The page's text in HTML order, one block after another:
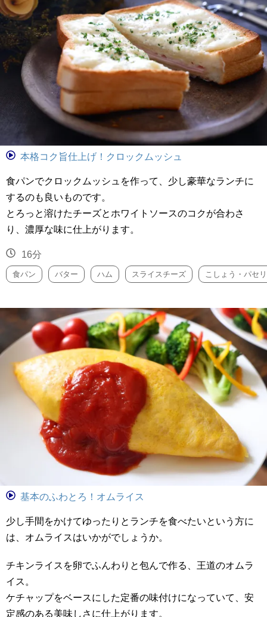
本格コク旨仕上げ！クロックムッシュ
食パンでクロックムッシュを作って、少し豪華なランチに
するのも良いものです。
とろっと溶けたチーズとホワイトソースのコクが合わさ
り、濃厚な味に仕上がります。
16分
食パン バター ハム スライスチーズ こしょう・パセ
基本のふわとろ！オムライス
少し手間をかけてゆったりとランチを食べたいという方に
は、オムライスはいかがでしょうか。
チキンライスを卵でふんわりと包んで作る、王道のオムラ
イス。
ケチャップをベースにした定番の味付けになっていて、安
定感のある美味しさに仕上がります。